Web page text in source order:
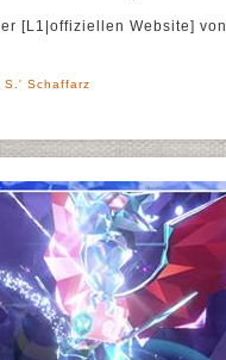
[L1|offiziellen Website] von
S.' Schaffarz